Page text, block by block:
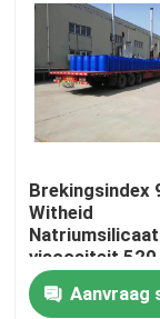
Producten
Over ons
Brekingsindex
Witheid
viscositeit 520
Aanvraag